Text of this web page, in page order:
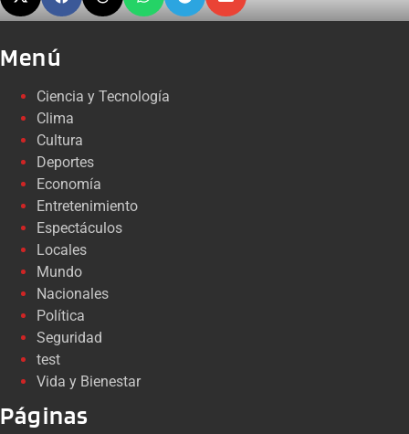
Menú
Ciencia y Tecnología
Clima
Cultura
Deportes
Economía
Entretenimiento
Espectáculos
Locales
Mundo
Nacionales
Política
Seguridad
test
Vida y Bienestar
Páginas